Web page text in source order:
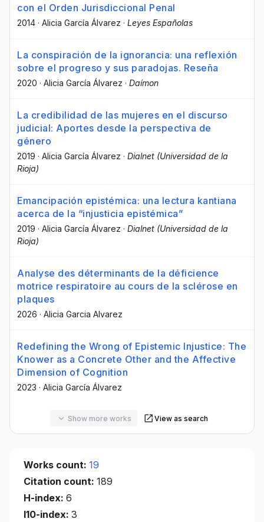
con el Orden Jurisdiccional Penal
2014 · Alicia García Álvarez · Leyes Españolas
La conspiración de la ignorancia: una reflexión
sobre el progreso y sus paradojas. Reseña
2020 · Alicia García Álvarez · Daímon
La credibilidad de las mujeres en el discurso
judicial: Aportes desde la perspectiva de
género
2019 · Alicia García Álvarez · Dialnet (Universidad de la
Rioja)
Emancipación epistémica: una lectura kantiana
acerca de la “injusticia epistémica”
2019 · Alicia García Álvarez · Dialnet (Universidad de la
Rioja)
Analyse des déterminants de la déficience
motrice respiratoire au cours de la sclérose en
plaques
2026 · Alicia Garcia Alvarez
Redefining the Wrong of Epistemic Injustice: The
Knower as a Concrete Other and the Affective
Dimension of Cognition
2023 · Alicia García Álvarez
Show more works View as search
Works count: 19
Citation count: 189
H-index: 6
I10-index: 3